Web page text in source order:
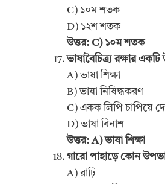
C) ১০ম শতক
D) ১২শ শতক
উত্তর: C) ১০ম শতক
ভাষাবৈচিত্র্য রক্ষার
A) ভাষা শিক্ষা
B) ভাষা নিষিদ্ধকরণ
C) একক লিপি চাপিয়ে
D) ভাষা বিনাশ
উত্তর: A) ভাষা শিক্ষা
গারো পাহাড়ে কোন
A) রাঢ়ি